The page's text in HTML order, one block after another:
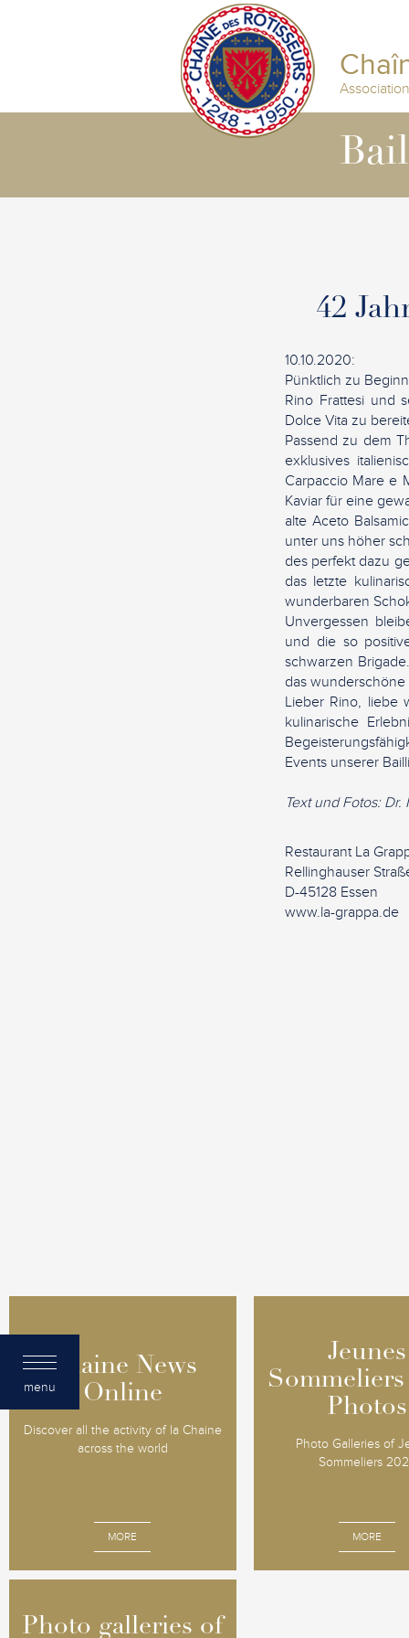
menu
42
10.10.2020:
Pünktlich zu
Rino Frattesi und
Dolce Vita zu
Passend zu dem
exklusives
Carpaccio Mare e
Kaviar für eine
alte Aceto
unter uns höher
des perfekt dazu
das letzte
wunderbaren
Unvergessen
und die so
schwarzen
das wunderschöne
Lieber Rino, liebe
kulinarische
Events unserer
Text und Fotos:
Restaurant La
Rellinghauser
D-45128 Essen
www.la-grappa.de
Chaine News
Online
Discover all the activity of la Chaine
across the world
MORE
Chaine News
Online
Jeunes
Sommeliers
Photos
Photo Galleries of
Sommeliers
MORE
Jeunes
Sommeliers
Photos
Photo galleries of
Photo galleries of